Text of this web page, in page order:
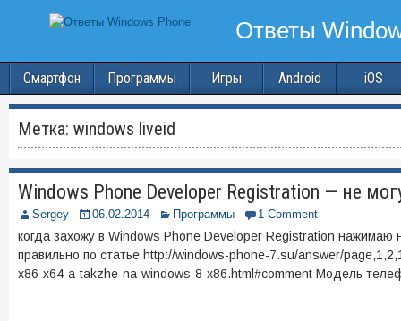
Смартфон Программы Игры Android iOS
Метка: windows liveid
Windows Phone Developer Registration — не
Sergey 06.02.2014 Программы 1 Comment
когда захожу в Windows Phone Developer Registration
правильно по статье http://windows-phone-7.su/answer/
x86-x64-a-takzhe-na-windows-8-x86.html#comment Модель